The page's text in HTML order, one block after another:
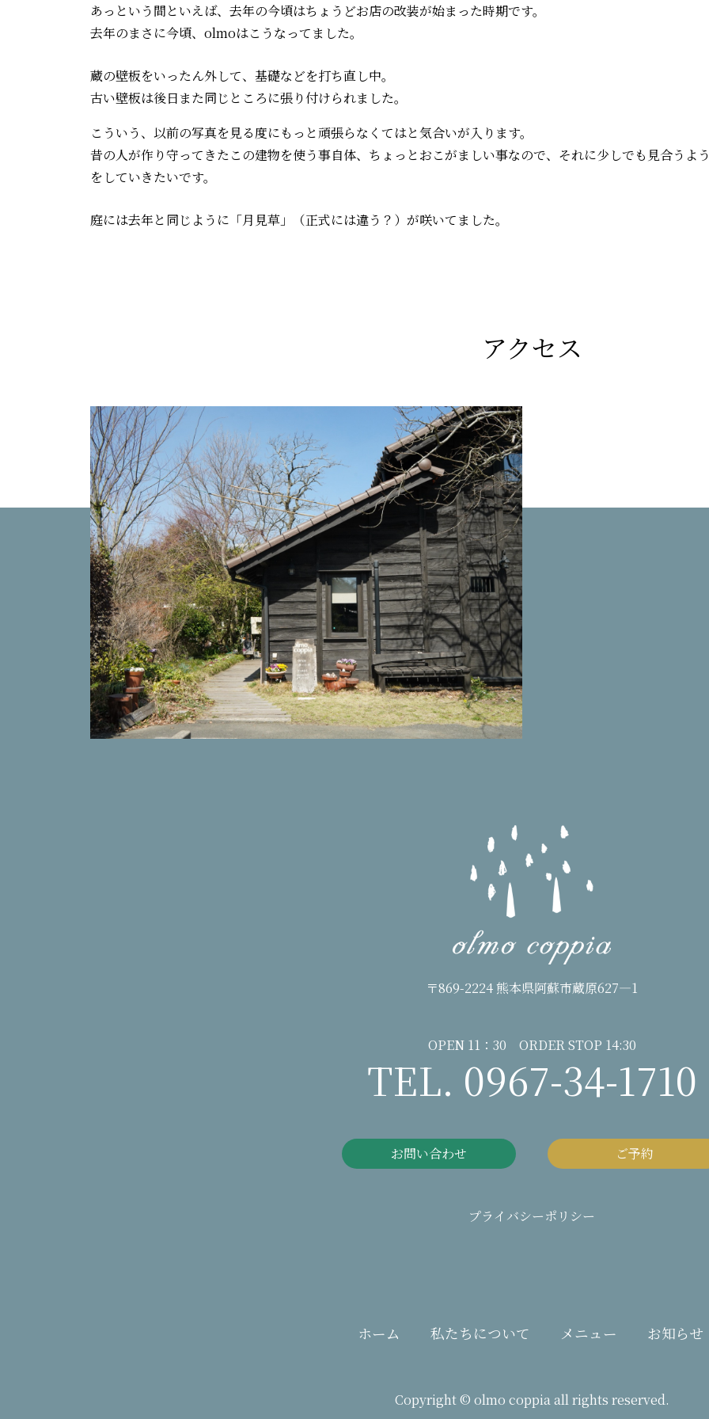
あっという間といえば、去年の今頃はちょうどお店の改装が始まった時期です。
去年のまさに今頃、olmoはこうなってました。
蔵の壁板をいったん外して、基礎などを打ち直し中。
古い壁板は後日また同じところに張り付けられました。
こういう、以前の写真を見る度にもっと頑張らなくてはと気合いが入ります。
昔の人が作り守ってきたこの建物を使う事自体、ちょっとおこがましい事なので、それに少しでも見合うよ
をしていきたいです。
庭には去年と同じように「月見草」（正式には違う？）が咲いてました。
アクセス
〒869-2224 熊本県阿蘇市蔵原627―1
OPEN 11：30 ORDER STOP 14:30
TEL. 0967-34-1710
お問い合わせ ご予約
プライバシーポリシー
ホーム 私たちについて メニュー お知らせ
Copyright © olmo coppia all rights reserved.